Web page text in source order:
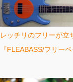
レッチリのフリーが立
『FLEABASS/フリーベ